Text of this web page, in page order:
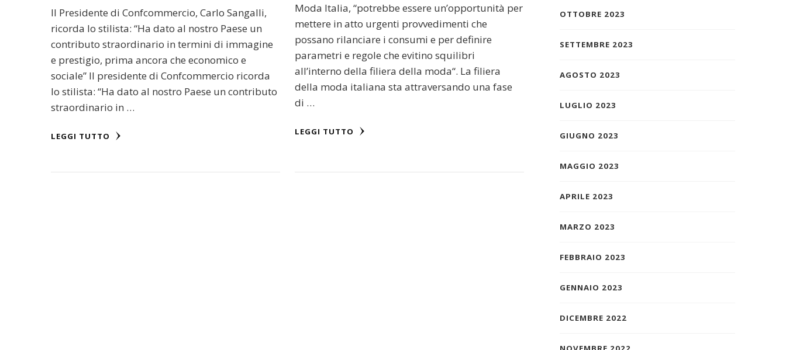
Il Presidente di Confcommercio, Carlo Sangalli,
ricorda lo stilista: “Ha dato al nostro Paese un
contributo straordinario in termini di immagine
e prestigio, prima ancora che economico e
sociale” Il presidente di Confcommercio ricorda
lo stilista: “Ha dato al nostro Paese un contributo
straordinario in …
LEGGI TUTTO
Moda Italia, “potrebbe essere un’opportunità per
mettere in atto urgenti provvedimenti che
possano rilanciare i consumi e per definire
parametri e regole che evitino squilibri
all’interno della filiera della moda“. La filiera
della moda italiana sta attraversando una fase
di …
LEGGI TUTTO
OTTOBRE 2023
SETTEMBRE 2023
AGOSTO 2023
LUGLIO 2023
GIUGNO 2023
MAGGIO 2023
APRILE 2023
MARZO 2023
FEBBRAIO 2023
GENNAIO 2023
DICEMBRE 2022